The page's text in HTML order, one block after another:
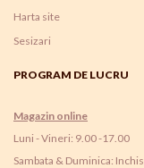
Harta site
Sesizari
PROGRAM DE LUCRU
Magazin online
Luni - Vineri: 9.00 -17.00
Sambata & Duminica: Inchis